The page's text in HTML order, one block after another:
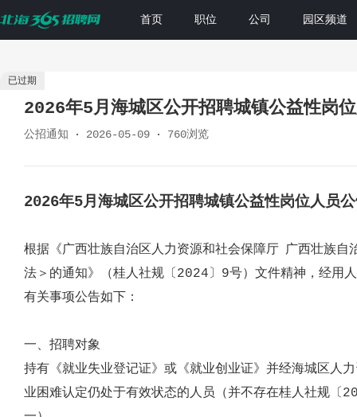
首页 职位 公司 园区频道
已过期
2026年5月海城区公开招聘城镇公益性岗
公招通知 2026-05-09 760浏览
2026年5月海城区公开招聘城镇公益性岗位人员
根据《广西壮族自治区人力资源和社会保障厅 广西壮族自
法＞的通知》（桂人社规〔2024〕 9号）文件精神，经用
有关事项公告如下 ：
一、 招聘对象
持有 《就业失业登记证》或《就业创业证》并经海城区人
业困难认定仍处于有效状态的人员 （并不存在桂人社规 〔